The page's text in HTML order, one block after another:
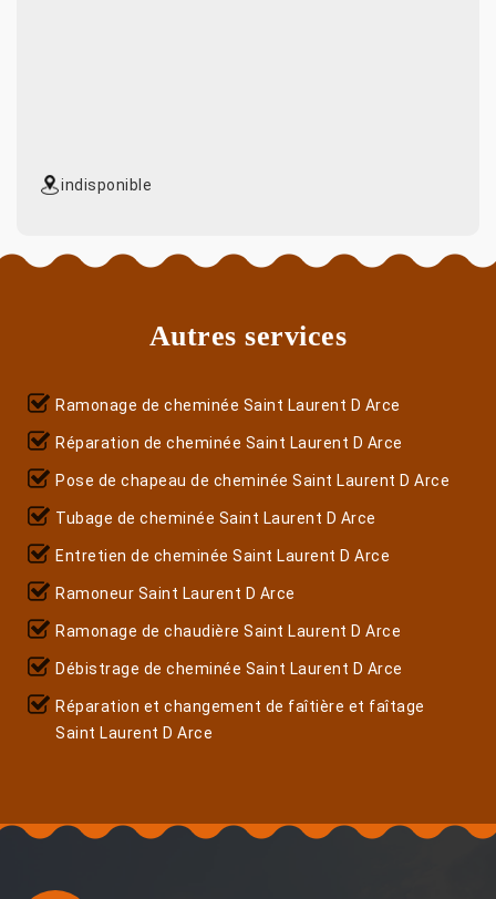
indisponible
Autres services
Ramonage de cheminée Saint Laurent D Arce
Réparation de cheminée Saint Laurent D Arce
Pose de chapeau de cheminée Saint Laurent D Arce
Tubage de cheminée Saint Laurent D Arce
Entretien de cheminée Saint Laurent D Arce
Ramoneur Saint Laurent D Arce
Ramonage de chaudière Saint Laurent D Arce
Débistrage de cheminée Saint Laurent D Arce
Réparation et changement de faîtière et faîtage
Saint Laurent D Arce